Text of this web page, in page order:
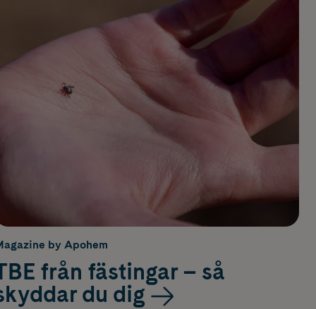
by Apohem
från fästingar – så
du dig